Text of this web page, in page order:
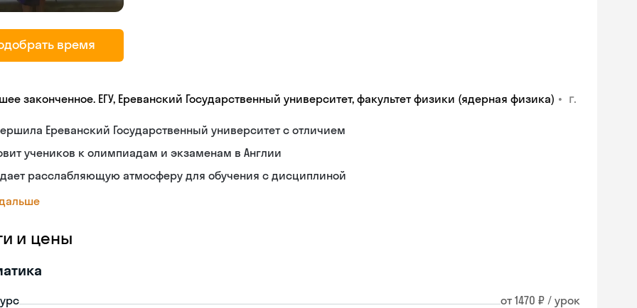
время
законченное. ЕГУ, Ереванский Государственный университет, факультет физики (ядерная физика) • г.
Ереванский Государственный университет с отличием
учеников к олимпиадам и экзаменам в Англии
расслабляющую атмосферу для обучения с дисциплиной
и цены
от 1470 ₽ / урок